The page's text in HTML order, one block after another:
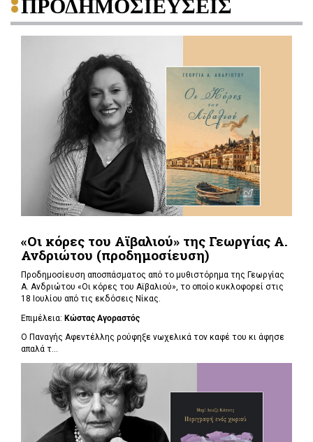
ΠΡΟΔΗΜΟΣΙΕΥΣΕΙΣ
«Οι κόρες του Αϊβαλιού» της Γεωργίας Α.
Ανδριώτου (προδημοσίευση)
Προδημοσίευση αποσπάσματος από το μυθιστόρημα της Γεωργίας
Α. Ανδριώτου «Οι κόρες του Αϊβαλιού», το οποίο κυκλοφορεί στις
18 Ιουλίου από τις εκδόσεις Νίκας.
Επιμέλεια: Κώστας Αγοραστός
Ο Παναγής Αφεντέλλης ρούφηξε νωχελικά τον καφέ του κι άφησε
απαλά τ...